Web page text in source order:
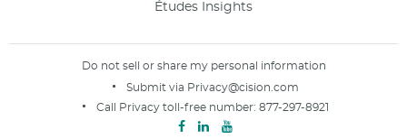
Études Insights
Do not sell or share my personal information
Submit via Privacy@cision.com
Call Privacy toll-free number: 877-297-8921